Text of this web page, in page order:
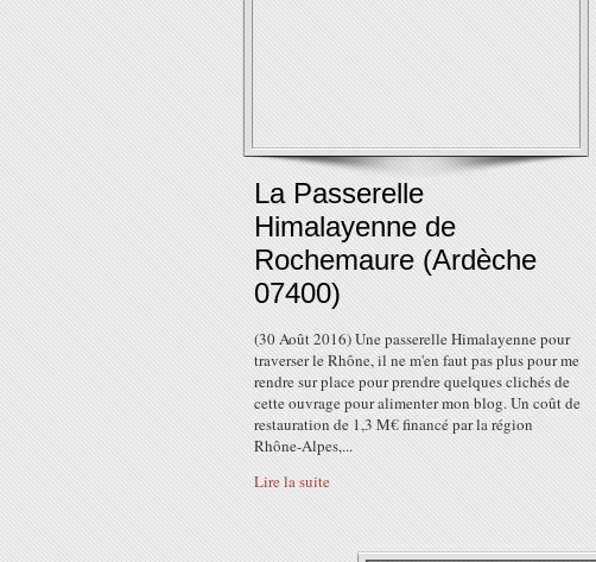
La Passerelle
Himalayenne de
Rochemaure (Ardèche
07400)
(30 Août 2016) Une passerelle Himalayenne pour
traverser le Rhône, il ne m'en faut pas plus pour me
rendre sur place pour prendre quelques clichés de
cette ouvrage pour alimenter mon blog. Un coût de
restauration de 1,3 M€ financé par la région
Rhône-Alpes,...
Lire la suite